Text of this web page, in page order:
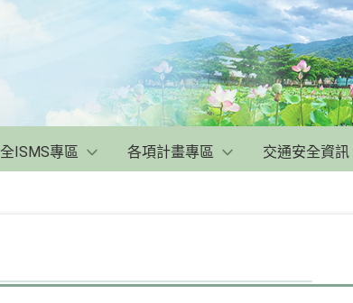
ISMS專區 各項計畫專區 交通安全資訊